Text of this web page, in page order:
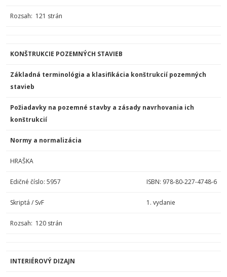
Rozsah: 121 strán
KONŠTRUKCIE POZEMNÝCH STAVIEB
Základná terminológia a klasifikácia konštrukcií pozemných
stavieb
Požiadavky na pozemné stavby a zásady navrhovania ich
konštrukcií
Normy a normalizácia
HRAŠKA
Edičné číslo: 5957 ISBN: 978-80-227-4748-6
Skriptá / SvF 1. vydanie
Rozsah: 120 strán
INTERIÉROVÝ DIZAJN